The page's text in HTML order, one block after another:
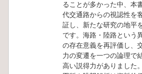
ることが多かった中、本
代交通路からの視認性を
証し、新たな研究の地平
です。海路・陸路という
の存在意義を再評価し、
力の変遷を一つの論理で
高い説得力がありました